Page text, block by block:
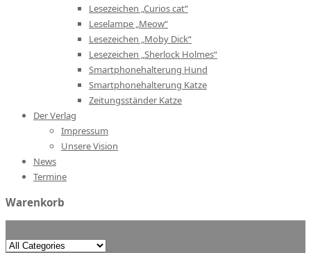
Lesezeichen „Curios cat“
Leselampe „Meow“
Lesezeichen „Moby Dick“
Lesezeichen „Sherlock Holmes“
Smartphonehalterung Hund
Smartphonehalterung Katze
Zeitungsständer Katze
Der Verlag
Impressum
Unsere Vision
News
Termine
Warenkorb
Search